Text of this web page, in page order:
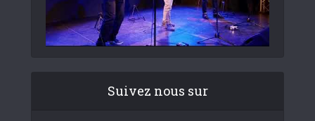
Suivez nous sur